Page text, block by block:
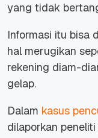
yang tidak
Informasi itu bisa
hal merugikan
rekening diam-
gelap.
Dalam kasus
dilaporkan